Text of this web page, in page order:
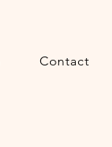
Contact